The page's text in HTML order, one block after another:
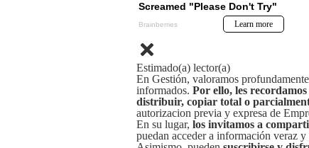
Estimado(a) lector(a)
En Gestión, valoramos
informados. Por ello, les
distribuir, copiar total o
autorizacion previa y expresa de
En su lugar, los invitamos a
puedan acceder a información veraz